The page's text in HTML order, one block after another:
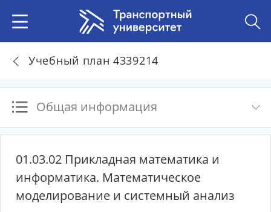
Учебный план 4339214
Общая информация
01.03.02 Прикладная математика и
информатика. Математическое
моделирование и системный анализ